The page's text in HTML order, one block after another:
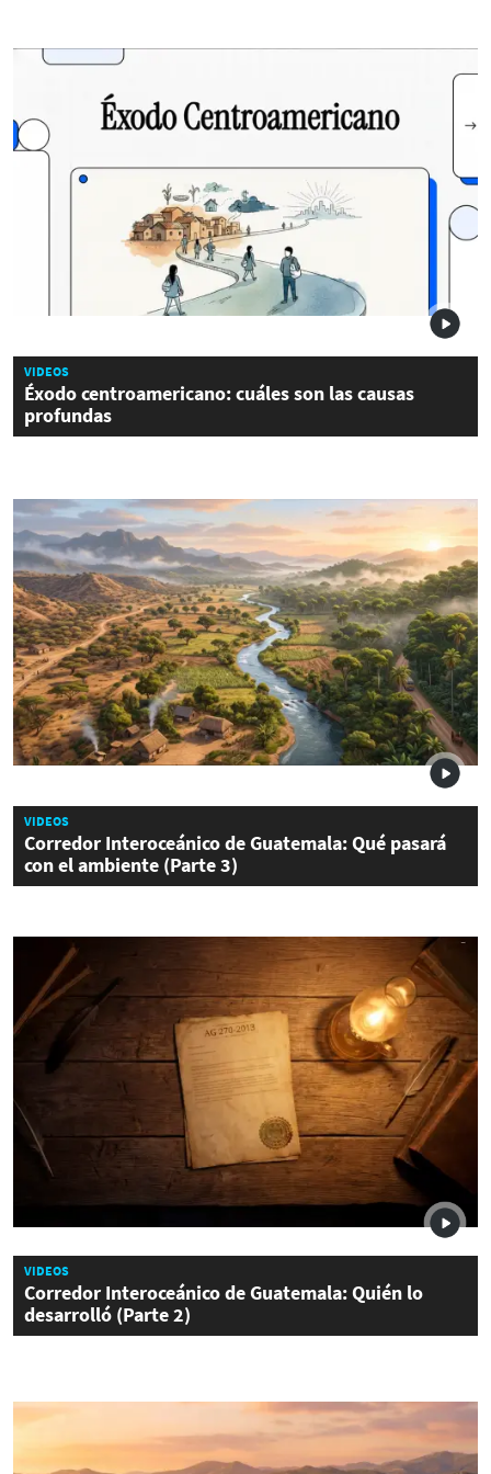
seconds
VIDEOS
Éxodo centroamericano: cuáles son las causas
profundas
VIDEOS
Corredor Interoceánico de Guatemala: Qué pasará
con el ambiente (Parte 3)
VIDEOS
Corredor Interoceánico de Guatemala: Quién lo
desarrolló (Parte 2)